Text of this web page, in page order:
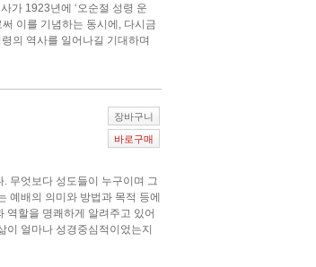
가 1923년에 ‘오순절 성령 운
이를 기념하는 동시에, 다시금
의 역사를 일어나길 기대하며
무엇보다 성도들이 누구이며 그
예배의 의미와 방법과 목적 등에
역할을 명쾌하게 알려주고 있어
이 얼마나 성경중심적이었는지
장바구니
바로구매